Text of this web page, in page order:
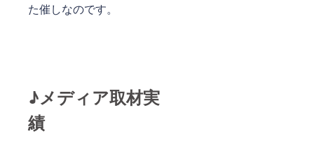
た催しなのです。
♪メディア取材実
績